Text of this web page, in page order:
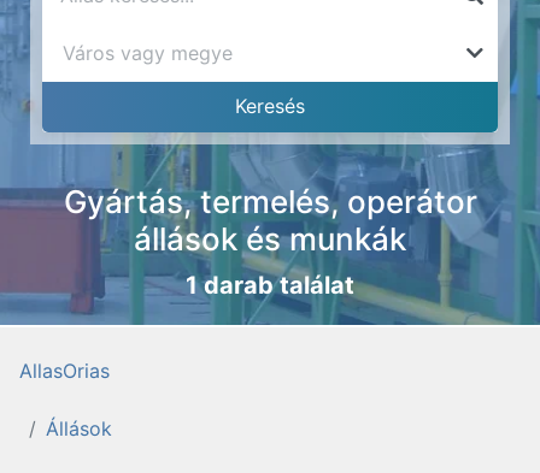
Gyártás, termelés, operátor
állások és munkák
1 darab találat
AllasOrias
Állások